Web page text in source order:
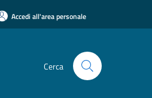
Accedi all'area personale
Cerca